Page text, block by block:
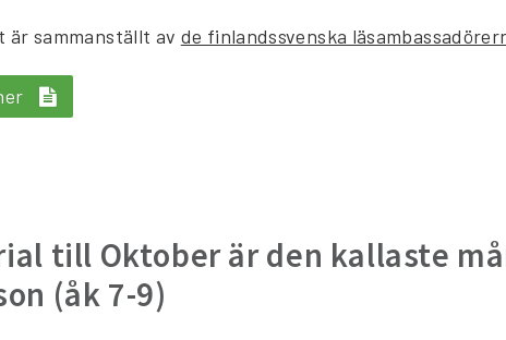
är sammanställt av de finlandssvenska
till Oktober är den kallaste
(åk 7-9)